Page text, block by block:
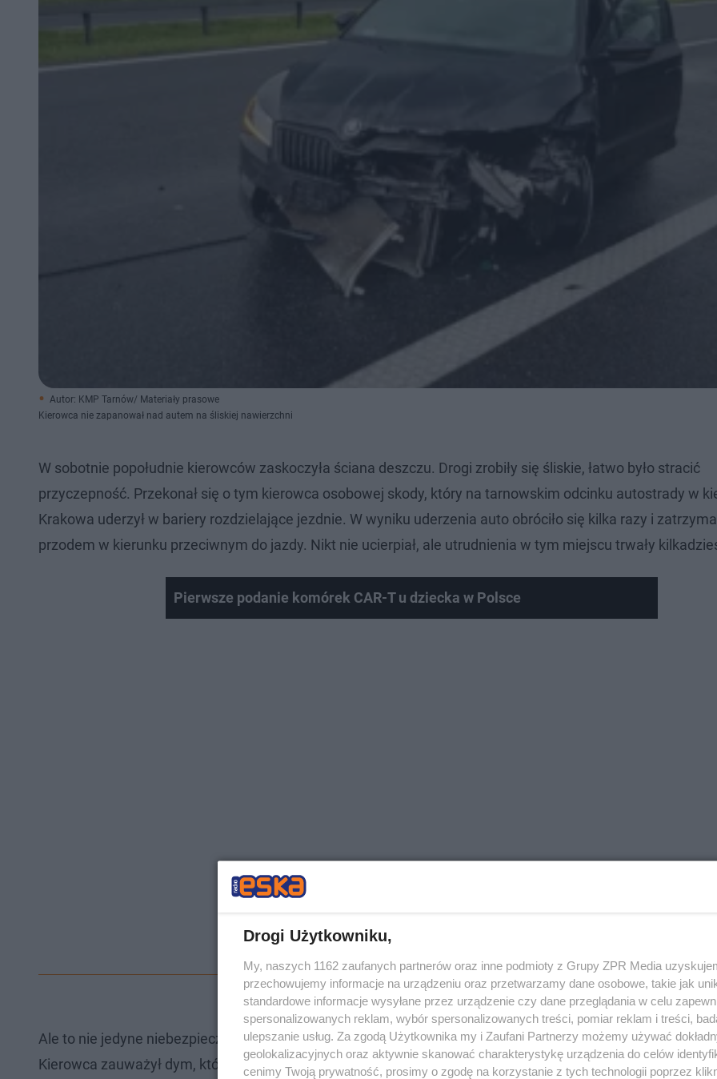
Autor: KMP Tarnów/ Materiały prasowe
Kierowca nie zapanował nad autem na śliskiej nawierzchni
W sobotnie popołudnie kierowców zaskoczyła ściana deszczu. Drogi zrobiły się śliskie, łatwo było stracić
przyczepność. Przekonał się o tym kierowca osobowej skody, który na tarnowskim odcinku autostrady w
Krakowa uderzył w bariery rozdzielające jezdnie. W wyniku uderzenia auto obróciło się kilka razy i
przodem w kierunku przeciwnym do jazdy. Nikt nie ucierpiał, ale utrudnienia w tym miejscu trwały
Pierwsze podanie komórek CAR-T u dziecka w Polsce
ROZWIŃ
Ale to nie jedyne niebezpieczne zdarzenie na autostradzie. Wcześniej doszło do pożaru samochodu
Kierowca zauważył dym, który wydobywał się spod maski. Zatrzymał auto na pasie awaryjnym i wezwał
Drogi Użytkowniku,
My, naszych 1162 zaufanych partnerów oraz inne podmioty z Grupy ZPR Media
przechowujemy informacje na urządzeniu oraz przetwarzamy dane osobowe, takie jak
standardowe informacje wysyłane przez urządzenie czy dane przeglądania w celu
spersonalizowanych reklam, wybór spersonalizowanych treści, pomiar reklam i treści,
ulepszanie usług. Za zgodą Użytkownika my i Zaufani Partnerzy możemy używać
geolokalizacyjnych oraz aktywnie skanować charakterystykę urządzenia do celów
cenimy Twoją prywatność, prosimy o zgodę na korzystanie z tych technologii poprzez